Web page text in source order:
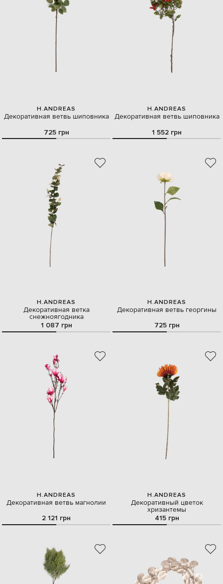
H.ANDREAS
Декоративная ветвь шиповника
725 грн
H.ANDREAS
Декоративная ветвь шиповника
1 552 грн
H.ANDREAS
Декоративная ветка
снежноягодника
1 087 грн
H.ANDREAS
Декоративная ветвь георгины
725 грн
H.ANDREAS
Декоративная ветвь магнолии
2 121 грн
H.ANDREAS
Декоративный цветок
хризантемы
415 грн